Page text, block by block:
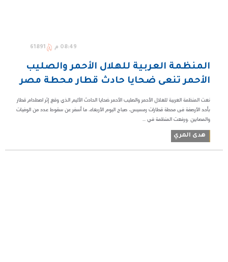
08:49 م 61891
المنظمة العربية للهلال الأحمر والصليب
الأحمر تنعى ضحايا حادث قطار محطة مصر
نعت المنظمة العربية للهلال الأحمر والصليب الأحمر ضحايا الحادث الأليم الذي وقع إثر اصطدام قطار
بأحد الأرصفة فى محطة قطارات رمسيس، صباح اليوم الأربعاء، ما أسفر عن سقوط عدد من الوفيات
والمصابين .ورفعت المنظمة في ...
هدى المري